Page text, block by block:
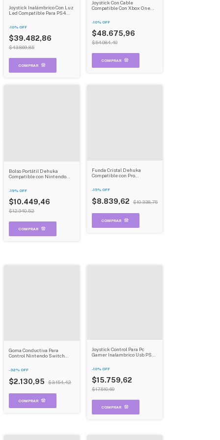
Joystick Inalámbrico Con Luz
Led Compatible Para PS4
Dehuka
-10% OFF
$39.482,86
$43.869,85
Joystick Con Cable
Compatible Con Xbox One
-10% OFF
$48.675,96
$54.084,40
Bolso Portátil Dehuka
Compatible con Nintendo
-19% OFF
$10.449,46
$12.940,52
Funda Cristal Dehuka
Compatible con Pro
Antirayaduras y Antihuellas
-15% OFF
$8.839,62 $10.338,75
Goma Conductiva Para
Control Nintendo Switch
-32% OFF
$2.130,95 $3.154,42
Joystick Control Para Pc
Gamer Inalambrico Usb PS3
-10% OFF
$15.759,62
$17.510,69